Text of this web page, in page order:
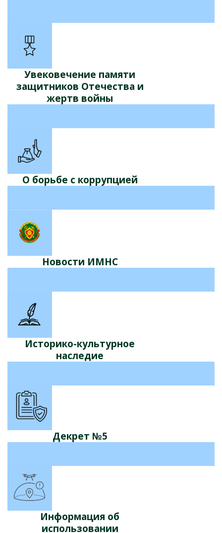
Увековечение памяти
защитников Отечества и
жертв войны
О борьбе с коррупцией
Новости ИМНС
Историко-культурное
наследие
Декрет №5
Информация об
использовании